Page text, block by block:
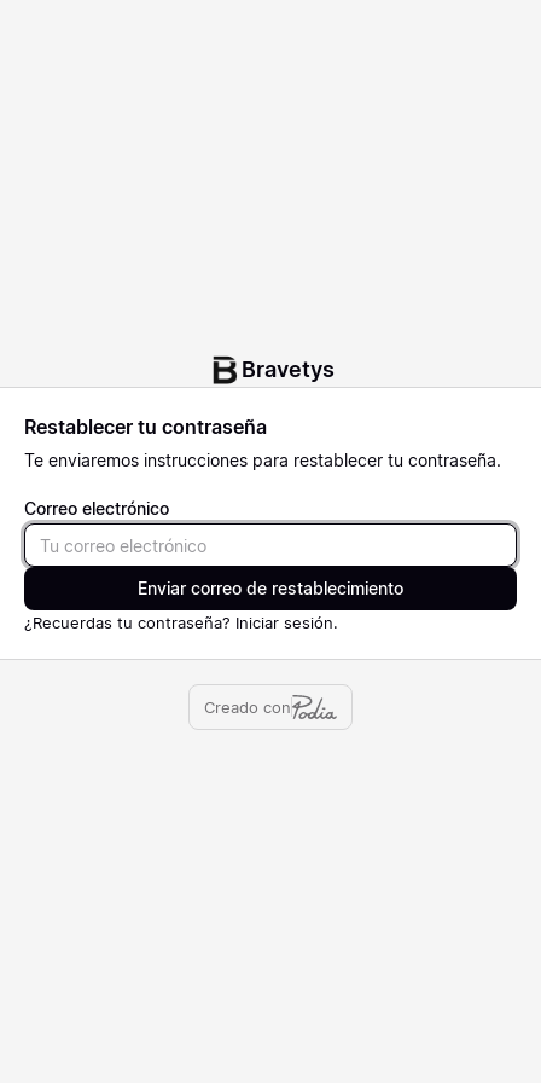
Bravetys
Restablecer tu contraseña
Te enviaremos instrucciones para restablecer tu contraseña.
Correo electrónico
Email
Enviar correo de restablecimiento
¿Recuerdas tu contraseña? Iniciar sesión.
Creado con